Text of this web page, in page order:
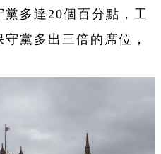
多達20個百分點，工
黨多出三倍的席位，